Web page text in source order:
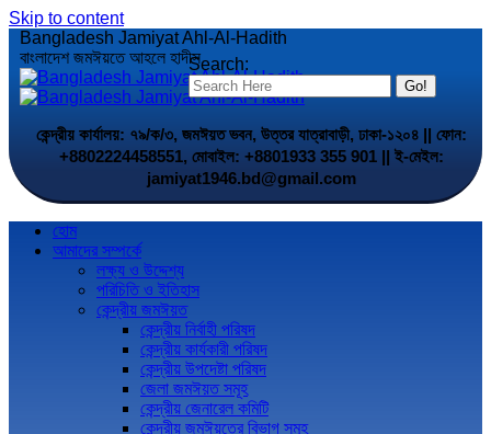
Skip to content
Search:
Bangladesh Jamiyat Ahl-Al-Hadith
বাংলাদেশ জমঈয়তে আহলে হাদীস
কেন্দ্রীয় কার্যালয়: ৭৯/ক/৩, জমঈয়ত ভবন, উত্তর যাত্রাবাড়ী, ঢাকা-১২০৪ || ফোন:
+8802224458551, মোবাইল: +8801933 355 901 || ই-মেইল:
jamiyat1946.bd@gmail.com
হোম
আমাদের সম্পর্কে
লক্ষ্য ও উদ্দেশ্য
পরিচিতি ও ইতিহাস
কেন্দ্রীয় জমঈয়ত
কেন্দ্রীয় নির্বাহী পরিষদ
কেন্দ্রীয় কার্যকারী পরিষদ
কেন্দ্রীয় উপদেষ্টা পরিষদ
জেলা জমঈয়ত সমূহ
কেন্দ্রীয় জেনারেল কমিটি
কেন্দ্রীয় জমঈয়তের বিভাগ সমূহ